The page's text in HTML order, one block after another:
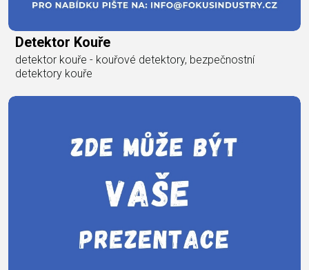
Detektor Kouře
detektor kouře - kouřové detektory, bezpečnostní
detektory kouře